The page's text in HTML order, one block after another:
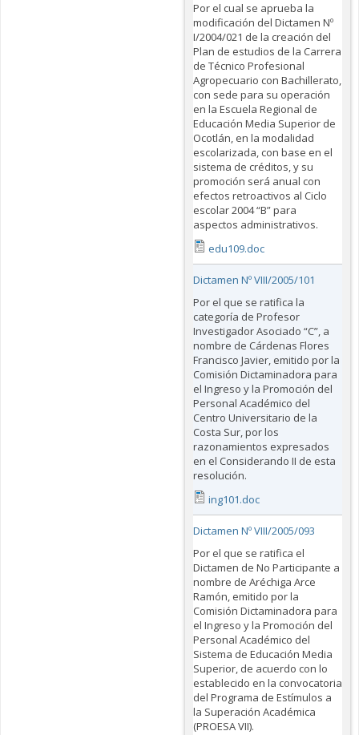
Por el cual se aprueba la
modificación del Dictamen Nº
I/2004/021 de la creación del
Plan de estudios de la Carrera
de Técnico Profesional
Agropecuario con Bachillerato,
con sede para su operación
en la Escuela Regional de
Educación Media Superior de
Ocotlán, en la modalidad
escolarizada, con base en el
sistema de créditos, y su
promoción será anual con
efectos retroactivos al Ciclo
escolar 2004 “B” para
aspectos administrativos.
edu109.doc
Dictamen Nº VIII/2005/101
Por el que se ratifica la
categoría de Profesor
Investigador Asociado “C”, a
nombre de Cárdenas Flores
Francisco Javier, emitido por la
Comisión Dictaminadora para
el Ingreso y la Promoción del
Personal Académico del
Centro Universitario de la
Costa Sur, por los
razonamientos expresados
en el Considerando II de esta
resolución.
ing101.doc
Dictamen Nº VIII/2005/093
Por el que se ratifica el
Dictamen de No Participante a
nombre de Aréchiga Arce
Ramón, emitido por la
Comisión Dictaminadora para
el Ingreso y la Promoción del
Personal Académico del
Sistema de Educación Media
Superior, de acuerdo con lo
establecido en la convocatoria
del Programa de Estímulos a
la Superación Académica
(PROESA VII).